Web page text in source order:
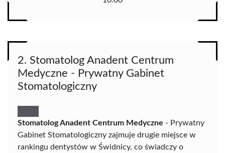
2. Stomatolog Anadent Centrum
Medyczne - Prywatny Gabinet
Stomatologiczny
Stomatolog Anadent Centrum Medyczne - Prywatny
Gabinet Stomatologiczny zajmuje drugie miejsce w
rankingu dentystów w Świdnicy, co świadczy o